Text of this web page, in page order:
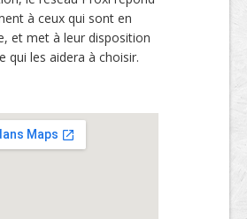
à ceux qui sont en
et met à leur disposition
qui les aidera à choisir.